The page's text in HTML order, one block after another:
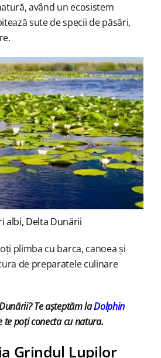
având un ecosistem
sute de specii de păsări,
albi, Delta Dunării
plimba cu barca, canoea și
de preparatele culinare
Te așteptăm laDolphin
te poți conecta cu natura.
Grindul Lupilor